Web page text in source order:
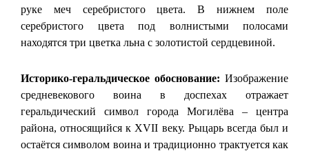
руке меч серебристого цвета. В нижнем поле
серебристого цвета под волнистыми полосами
находятся три цветка льна с золотистой сердцевиной.
Историко-геральдическое обоснование: Изображение
средневекового воина в доспехах отражает
геральдический символ города Могилёва – центра
района, относящийся к XVII веку. Рыцарь всегда был и
остаётся символом воина и традиционно трактуется как